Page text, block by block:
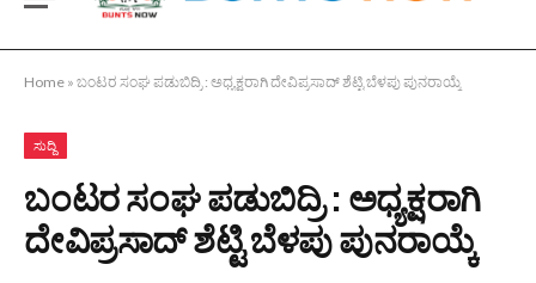
Home » ಬಂಟರ ಸಂಘ ಪಡುಬಿದ್ರಿ : ಅಧ್ಯಕ್ಷರಾಗಿ ದೇವಿಪ್ರಸಾದ್ ಶೆಟ್ಟಿ ಬೆಳಪು ಪುನರಾಯ್ಕೆ
ಸುದ್ದಿ
ಬಂಟರ ಸಂಘ ಪಡುಬಿದ್ರಿ : ಅಧ್ಯಕ್ಷರಾಗಿ
ದೇವಿಪ್ರಸಾದ್ ಶೆಟ್ಟಿ ಬೆಳಪು ಪುನರಾಯ್ಕೆ